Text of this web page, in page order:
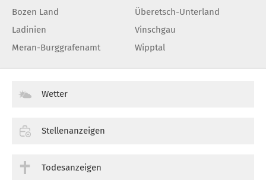
Bozen Land
Ladinien
Meran-Burggrafenamt
Überetsch-Unterland
Vinschgau
Wipptal
Wetter
Stellenanzeigen
Todesanzeigen